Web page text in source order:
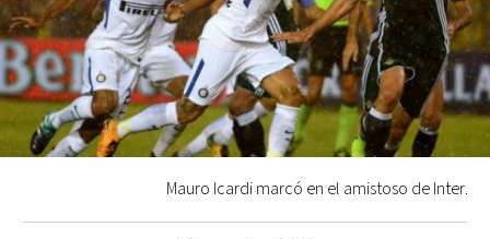
Mauro Icardi marcó en el amistoso de Inter.